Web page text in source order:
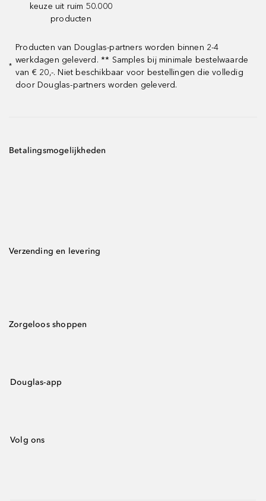
keuze uit ruim 50.000
producten
*
Producten van Douglas-partners worden binnen 2-4
werkdagen geleverd. ** Samples bij minimale bestelwaarde
van € 20,-. Niet beschikbaar voor bestellingen die volledig
door Douglas-partners worden geleverd.
Betalingsmogelijkheden
Verzending en levering
Zorgeloos shoppen
Douglas-app
Volg ons